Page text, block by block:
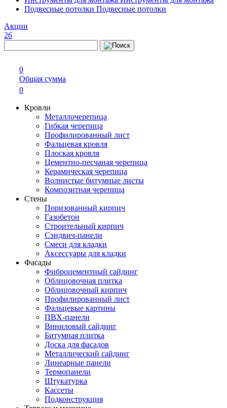
Подвесные потолки Подвесные потолки
Акции
26
0
Общая сумма
0
Кровли
Металлочерепица
Гибкая черепица
Профилированный лист
Фальцевая кровля
Плоская кровля
Цементно-песчаная черепица
Керамическая черепица
Волнистые битумные листы
Композитная черепица
Стены
Поризованный кирпич
Газобетон
Строительный кирпич
Сэндвич-панели
Смеси для кладки
Аксессуары для кладки
Фасады
Фиброцементный сайдинг
Облицовочная плитка
Облицовочный кирпич
Профилированный лист
Фальцевые картины
ПВХ-панели
Виниловый сайдинг
Битумная плитка
Доска для фасадов
Металлический сайдинг
Линеарные панели
Термопанели
Штукатурка
Кассеты
Подконструкция